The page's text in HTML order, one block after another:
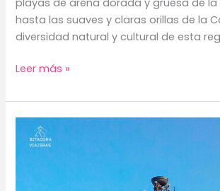
hasta las suaves y claras orillas de la
diversidad natural y cultural de esta
“
lugares
que
ver
Cataluña
Leer más »